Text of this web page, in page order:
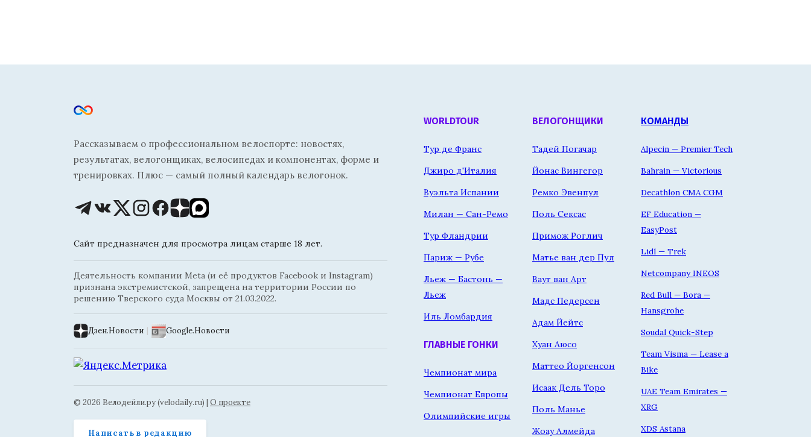
Рассказываем о профессиональном велоспорте: новостях,
результатах, велогонщиках, велосипедах и компонентах, форме и
тренировках. Плюс — самый полный календарь велогонок.
Сайт предназначен для просмотра лицам старше 18 лет.
Деятельность компании Meta (и её продуктов Facebook и Instagram)
признана экстремистской, запрещена на территории России по
решению Тверского суда Москвы от 21.03.2022.
Дзен.Новости | Google.Новости
© 2026 Велодейли.ру (velodaily.ru) | О проекте
Написать в редакцию
WORLDTOUR
Тур де Франс
Джиро д'Италия
Вуэльта Испании
Милан — Сан-Ремо
Тур Фландрии
Париж — Рубе
Льеж — Бастонь —
Льеж
Иль Ломбардия
ГЛАВНЫЕ ГОНКИ
Чемпионат мира
Чемпионат Европы
Олимпийские игры
ВЕЛОГОНЩИКИ
Тадей Погачар
Йонас Вингегор
Ремко Эвенпул
Поль Сексас
Примож Роглич
Матье ван дер Пул
Ваут ван Арт
Мадс Педерсен
Адам Йейтс
Хуан Аюсо
Маттео Йоргенсон
Исаак Дель Торо
Поль Манье
Жоау Алмейда
КОМАНДЫ
Alpecin — Premier Tech
Bahrain — Victorious
Decathlon CMA CGM
EF Education —
EasyPost
Lidl — Trek
Netcompany INEOS
Red Bull — Bora —
Hansgrohe
Soudal Quick-Step
Team Visma — Lease a
Bike
UAE Team Emirates —
XRG
XDS Astana